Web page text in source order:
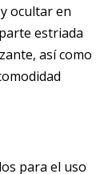
ocultar en
estriada
así como
para el uso